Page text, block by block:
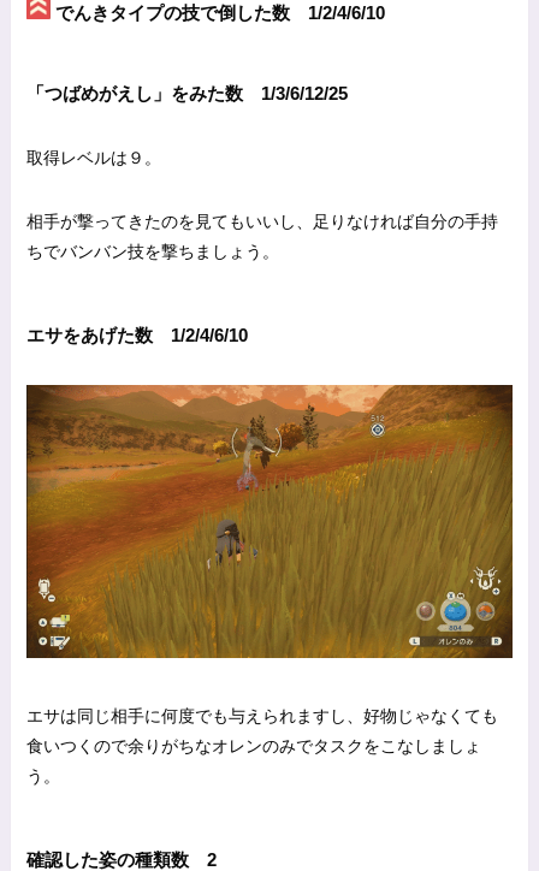
でんきタイプの技で倒した数 1/2/4/6/10
「つばめがえし」をみた数 1/3/6/12/25
取得レベルは９。
相手が撃ってきたのを見てもいいし、足りなければ自分の手持
ちでバンバン技を撃ちましょう。
エサをあげた数 1/2/4/6/10
エサは同じ相手に何度でも与えられますし、好物じゃなくても
食いつくので余りがちなオレンのみでタスクをこなしましょ
う。
確認した姿の種類数 2